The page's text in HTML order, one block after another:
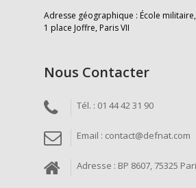
Adresse géographique : École militaire,
1 place Joffre, Paris VII
Nous Contacter
Tél. : 01 44 42 31 90
Email : contact@defnat.com
Adresse : BP 8607, 75325